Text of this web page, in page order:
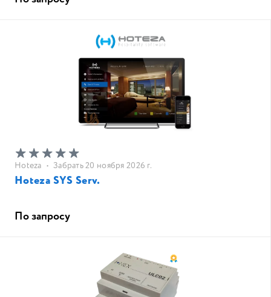
Hoteza • Забрать 20 ноября 2026 г.
Hoteza SYS Serv.
По запросу